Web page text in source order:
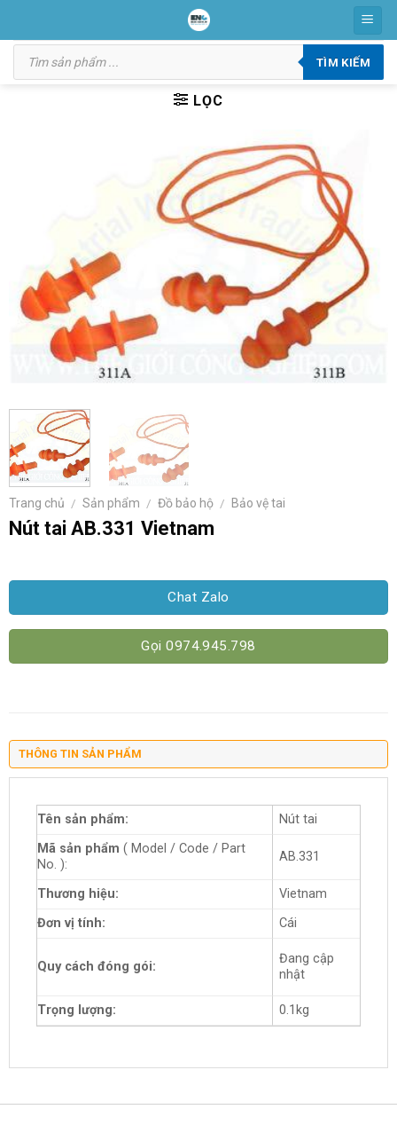
content
Tìm
kiếm
phẩm
TÌM KIẾM
LỌC
Trang chủ / Sản phẩm / Đồ bảo hộ / Bảo vệ tai
Nút tai AB.331 Vietnam
Chat Zalo
Gọi 0974.945.798
THÔNG TIN SẢN PHẨM
Tên sản phẩm:
Nút tai
Mã sản phẩm ( Model / Code / Part
No. ):
AB.331
Thương hiệu:
Vietnam
Đơn vị tính:
Cái
Quy cách đóng gói:
Đang cập
nhật
Trọng lượng: 0.1kg